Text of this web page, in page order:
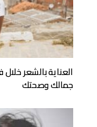
العناية بالشعر
جمالك وصحتك